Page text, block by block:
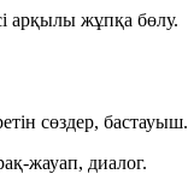
арқылы жұпқа бөлу.
сөздер, бастауыш.
жауап, диалог.